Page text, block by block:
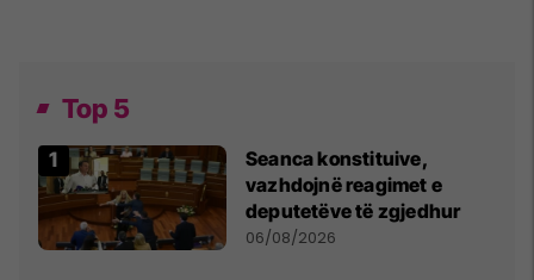
Top 5
Seanca konstituive,
vazhdojnë reagimet e
deputetëve të zgjedhur
06/08/2026